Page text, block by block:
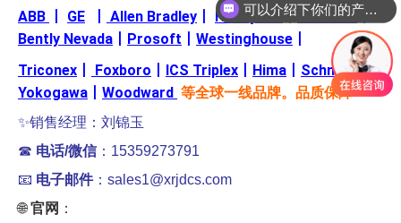
ABB GE Allen Bradley Honeywell 丨 Emerson
丨
Bently Nevada
Prosoft Westinghouse
Triconex
Foxboro ICS Triplex Hima Schneider丨
Yokogawa
Woodward 等全球一线品牌。品质保障
✨销售经理：刘锦玉
☎ 电话/微信：15359273791
📧 电子邮件：sales1@xrjdcs.com
🌐官网 ：
可以介绍下你们的产品么